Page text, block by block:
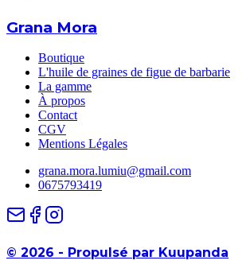
Grana Mora
Boutique
L'huile de graines de figue de barbarie
La gamme
À propos
Contact
CGV
Mentions Légales
grana.mora.lumiu@gmail.com
0675793419
© 2026 - Propulsé par Kuupanda